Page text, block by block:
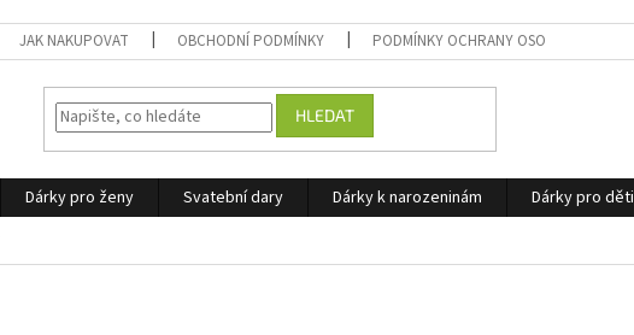
JAK NAKUPOVAT OBCHODNÍ PODMÍNKY PODMÍNKY OCHRANY OSOBNÍCH ÚDAJŮ
HLEDAT
Dárky pro ženy Svatební dary Dárky k narozeninám Dárky pro děti